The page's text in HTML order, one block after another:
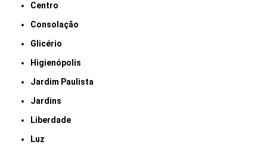
Centro
Consolação
Glicério
Higienópolis
Jardim Paulista
Jardins
Liberdade
Luz